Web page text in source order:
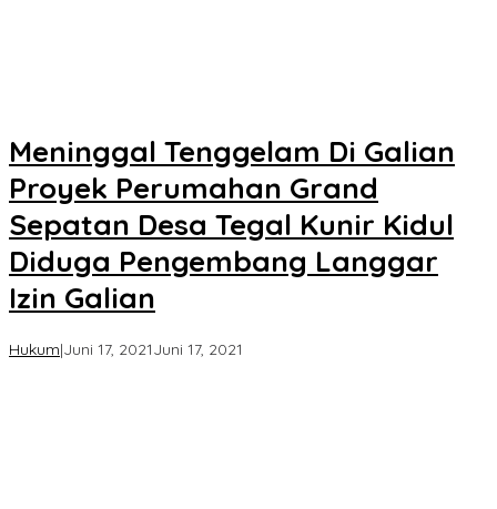
Meninggal Tenggelam Di Galian
Proyek Perumahan Grand
Sepatan Desa Tegal Kunir Kidul
Diduga Pengembang Langgar
Izin Galian
Hukum|Juni 17, 2021Juni 17, 2021